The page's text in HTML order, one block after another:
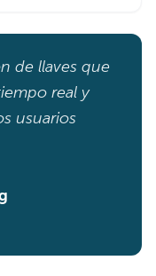
de llaves que
real y
usuarios